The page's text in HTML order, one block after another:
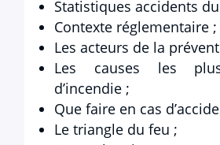
Statistiques accidents
Contexte réglementaire ;
Les acteurs de la
Les causes les
d’incendie ;
Que faire en cas
Le triangle du feu ;